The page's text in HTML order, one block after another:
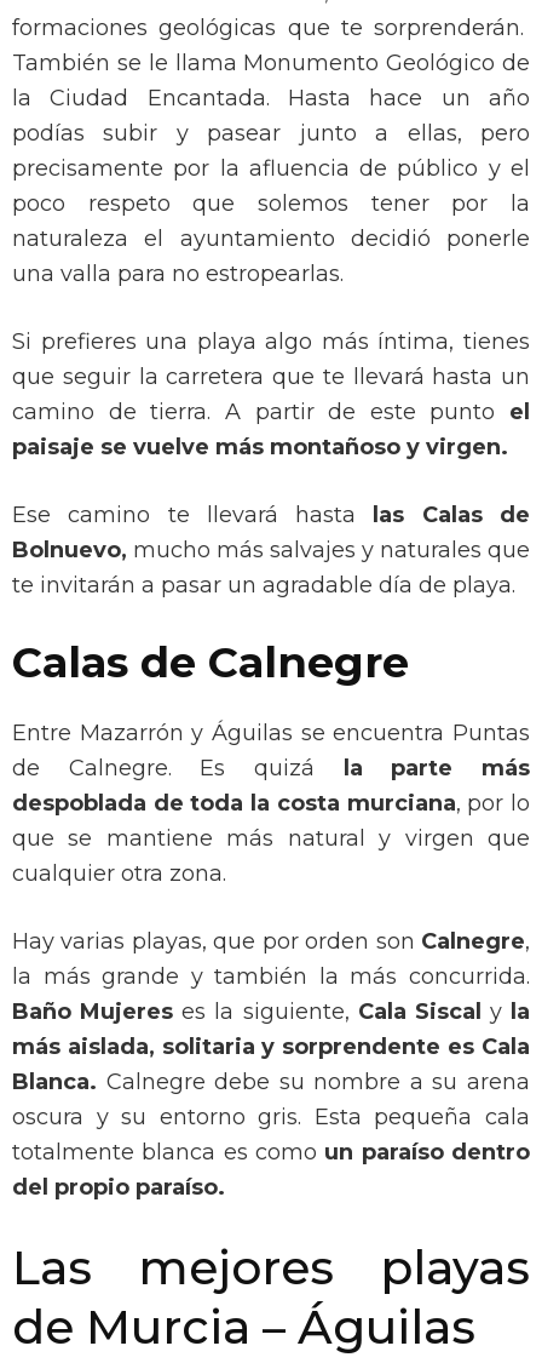
formaciones geológicas que te sorprenderán.
También se le llama Monumento Geológico de
la Ciudad Encantada. Hasta hace un año
podías subir y pasear junto a ellas, pero
precisamente por la afluencia de público y el
poco respeto que solemos tener por la
naturaleza el ayuntamiento decidió ponerle
una valla para no estropearlas.
Si prefieres una playa algo más íntima, tienes
que seguir la carretera que te llevará hasta un
camino de tierra. A partir de este punto el
paisaje se vuelve más montañoso y virgen.
Ese camino te llevará hasta
las Calas de
Bolnuevo, mucho más salvajes y naturales que
te invitarán a pasar un agradable día de playa.
Calas de Calnegre
Entre Mazarrón y Águilas se encuentra Puntas
de Calnegre. Es quizá la parte más
despoblada de toda la costa murciana, por lo
que se mantiene más natural y virgen que
cualquier otra zona.
Hay varias playas, que por orden son Calnegre,
la más grande y también la más concurrida.
Baño Mujeres es la siguiente, Cala Siscal y la
más aislada, solitaria y sorprendente es Cala
Blanca. Calnegre debe su nombre a su arena
oscura y su entorno gris. Esta pequeña cala
totalmente blanca es como un paraíso dentro
del propio paraíso.
Las mejores playas
de Murcia – Águilas